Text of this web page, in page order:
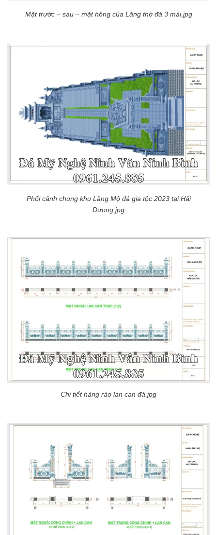
Mặt trước – sau – mặt hông của Lăng thờ đá 3 mái.jpg
Phối cảnh chung khu Lăng Mộ đá gia tộc 2023 tại Hải
Dương.jpg
Chi tiết hàng rào lan can đá.jpg